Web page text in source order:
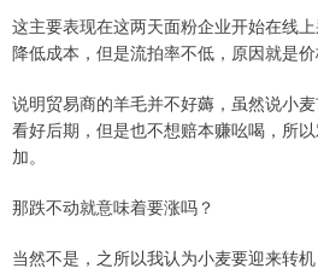
这主要表现在这两天面粉企业开始在线
降低成本，但是流拍率不低，原因就是价
说明贸易商的羊毛并不好薅，虽然说小
看好后期，但是也不想赔本赚吆喝，所
加。
那跌不动就意味着要涨吗？
当然不是，之所以我认为小麦要迎来转